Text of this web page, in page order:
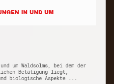
IN UND UM
um Waldsolms, bei dem der
Betätigung liegt,
biologische Aspekte ...